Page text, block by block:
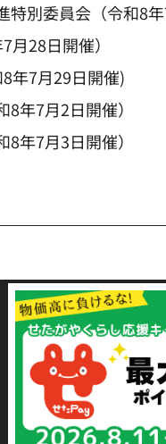
別委員会（令和8年
月28日開催）
年7月29日開催)
年7月2日開催）
年7月3日開催）